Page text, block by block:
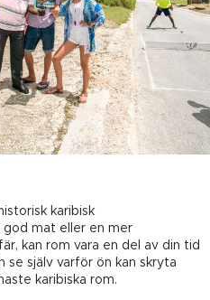
karibisk
god mat eller en mer
kan rom vara en del av din tid
se själv varför ön kan skryta
karibiska rom.